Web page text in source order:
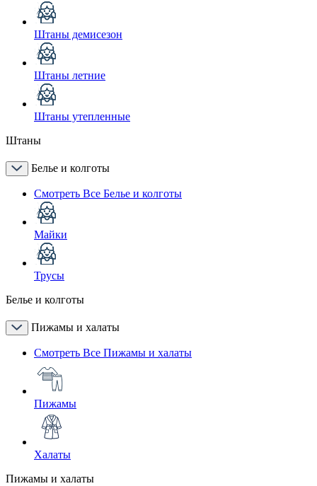
Штаны демисезон
Штаны летние
Штаны утепленные
Штаны
Белье и колготы
Смотреть Все Белье и колготы
Майки
Трусы
Белье и колготы
Пижамы и халаты
Смотреть Все Пижамы и халаты
Пижамы
Халаты
Пижамы и халаты